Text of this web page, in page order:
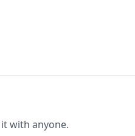
with anyone.